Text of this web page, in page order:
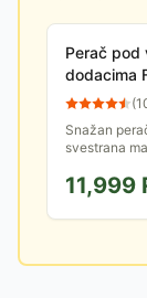
Perač pod
dodacima
(
Snažan
svestrana
uređaj,
11,999